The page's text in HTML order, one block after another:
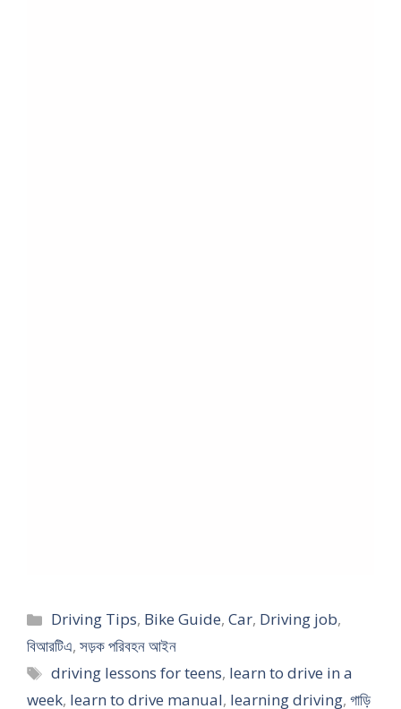
Categories
Driving Tips, Bike Guide,Car, Driving job,
বিআরটিএ, সড়ক পরিবহন আইন
Tags
driving lessons for teens, learn to drive in a
week, learn to drive manual, learning driving, গাড়ি